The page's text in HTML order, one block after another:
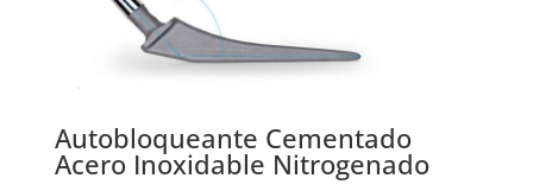
Autobloqueante Cementado
Acero Inoxidable Nitrogenado